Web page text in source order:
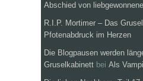
Abschied von
R.I.P. Mortimer – Das
Pfotenabdruck im Herzen
Die Blogpausen werden
Gruselkabinett bei Als